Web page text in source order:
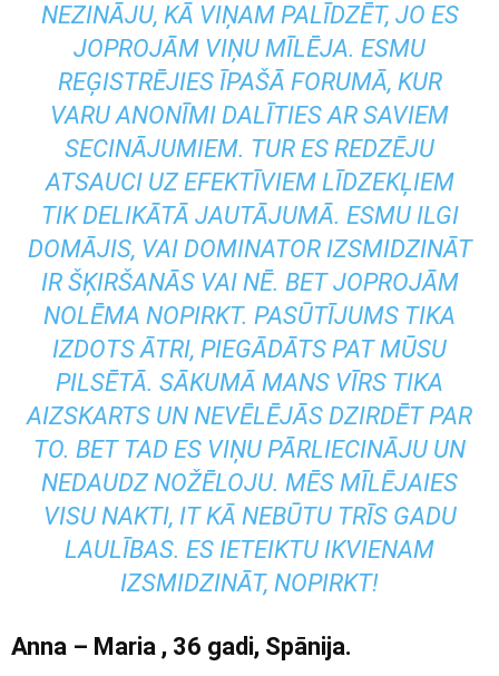
NEZINĀJU, KĀ VIŅAM PALĪDZĒT, JO ES
JOPROJĀM VIŅU MĪLĒJA. ESMU
REĢISTRĒJIES ĪPAŠĀ FORUMĀ, KUR
VARU ANONĪMI DALĪTIES AR SAVIEM
SECINĀJUMIEM. TUR ES REDZĒJU
ATSAUCI UZ EFEKTĪVIEM LĪDZEKĻIEM
TIK DELIKĀTĀ JAUTĀJUMĀ. ESMU ILGI
DOMĀJIS, VAI DOMINATOR IZSMIDZINĀT
IR ŠĶIRŠANĀS VAI NĒ. BET JOPROJĀM
NOLĒMA NOPIRKT. PASŪTĪJUMS TIKA
IZDOTS ĀTRI, PIEGĀDĀTS PAT MŪSU
PILSĒTĀ. SĀKUMĀ MANS VĪRS TIKA
AIZSKARTS UN NEVĒLĒJĀS DZIRDĒT PAR
TO. BET TAD ES VIŅU PĀRLIECINĀJU UN
NEDAUDZ NOŽĒLOJU. MĒS MĪLĒJAIES
VISU NAKTI, IT KĀ NEBŪTU TRĪS GADU
LAULĪBAS. ES IETEIKTU IKVIENAM
IZSMIDZINĀT, NOPIRKT!
Anna – Maria , 36 gadi, Spānija.